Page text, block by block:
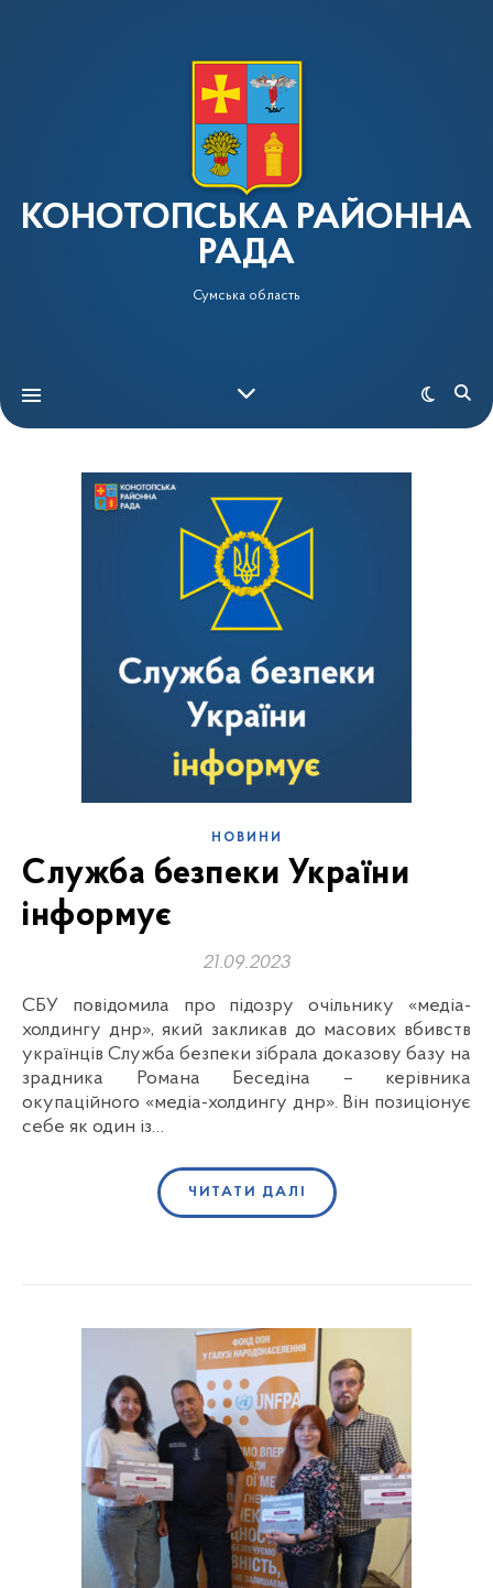
КОНОТОПСЬКА РАЙОННА
РАДА
Сумська область
НОВИНИ
Служба безпеки України
інформує
21.09.2023
СБУ повідомила про підозру очільнику «медіа-
холдингу днр», який закликав до масових вбивств
українців Служба безпеки зібрала доказову базу на
зрадника Романа Беседіна – керівника
окупаційного «медіа-холдингу днр». Він позиціонує
себе як один із…
ЧИТАТИ ДАЛІ